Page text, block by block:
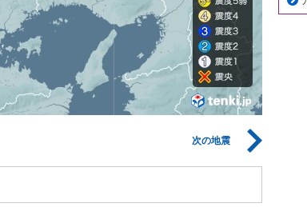
次の地震